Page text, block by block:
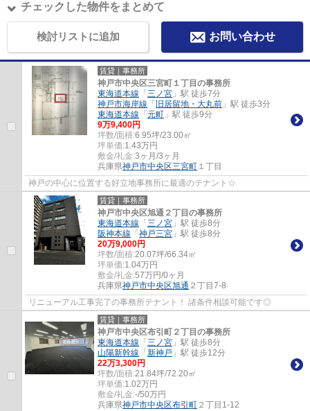
チェックした物件をまとめて
検討リストに追加 お問い合わせ
賃貸｜事務所
神戸市中央区三宮町１丁目の事務所
東海道本線 「 三ノ宮 」駅 徒歩7分
神戸市海岸線 「 旧居留地・大丸前 」駅 徒歩3分
東海道本線 「 元町 」駅 徒歩9分
9万9,400円
坪数/面積:6.95坪/23.00㎡
坪単価:1.43万円
敷金/礼金:3ヶ月/3ヶ月
兵庫県神戸市中央区三宮町 １丁目
神戸の中心に位置する好立地事務所に最適のテナント☆
賃貸｜事務所
神戸市中央区旭通２丁目の事務所
東海道本線 「 三ノ宮 」駅 徒歩8分
阪神本線 「 神戸三宮 」駅 徒歩8分
20万9,000円
坪数/面積:20.07坪/66.34㎡
坪単価:1.04万円
敷金/礼金:57万円/0ヶ月
兵庫県神戸市中央区旭通 ２丁目7-8
リニューアル工事完了の事務所テナント！ 諸条件相談可能です◎
賃貸｜事務所
神戸市中央区布引町２丁目の事務所
東海道本線 「 三ノ宮 」駅 徒歩8分
山陽新幹線 「 新神戸 」駅 徒歩12分
22万3,300円
坪数/面積:21.84坪/72.20㎡
坪単価:1.02万円
敷金/礼金:-/50万円
兵庫県神戸市中央区布引町 ２丁目1-12